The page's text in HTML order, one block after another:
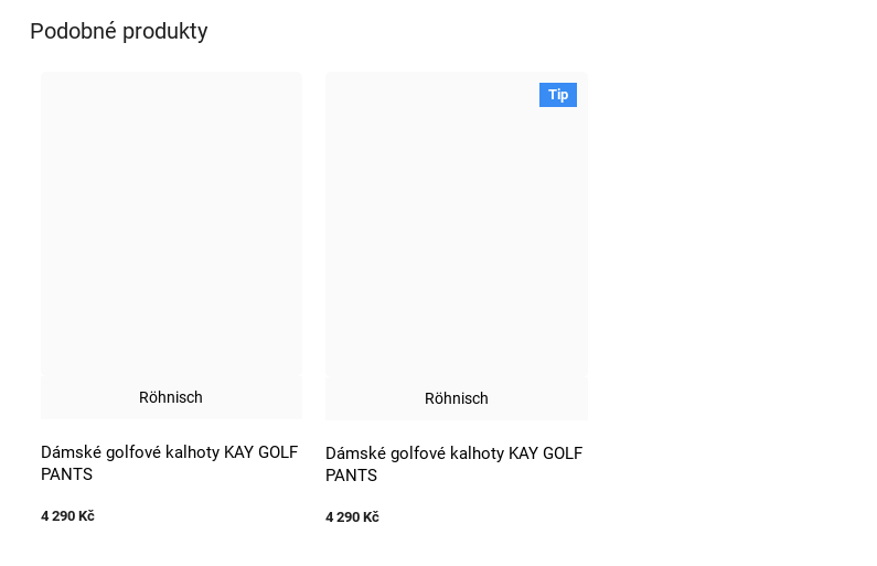
Podobné produkty
Röhnisch
Dámské golfové kalhoty KAY GOLF
PANTS
4 290 Kč
Tip
Röhnisch
Dámské golfové kalhoty KAY GOLF
PANTS
4 290 Kč